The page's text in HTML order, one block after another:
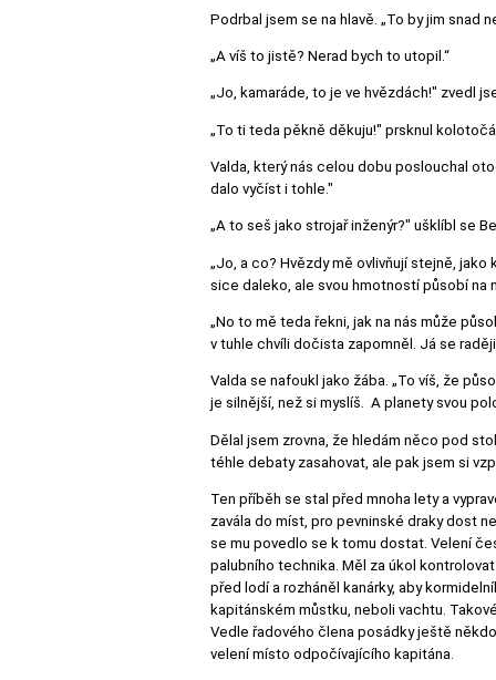
Podrbal jsem se na hlavě. „To by jim snad
„A víš to jistě? Nerad bych to utopil.“
„Jo, kamaráde, to je ve hvězdách!" zvedl
„To ti teda pěkně děkuju!" prsknul
Valda, který nás celou dobu poslouchal
dalo vyčíst i tohle."
„A to seš jako strojař inženýr?" ušklíbl se
„Jo, a co? Hvězdy mě ovlivňují stejně,
sice daleko, ale svou hmotností působí na
„No to mě teda řekni, jak na nás může
v tuhle chvíli dočista zapomněl. Já se
Valda se nafoukl jako žába. „To víš, že
je silnější, než si myslíš. A planety svou
Dělal jsem zrovna, že hledám něco pod
téhle debaty zasahovat, ale pak jsem si
Ten příběh se stal před mnoha lety a
zavála do míst, pro pevninské draky dost
se mu povedlo se k tomu dostat. Velení
palubního technika. Měl za úkol
před lodí a rozháněl kanárky, aby
kapitánském můstku, neboli vachtu.
Vedle řadového člena posádky ještě
velení místo odpočívajícího kapitána.